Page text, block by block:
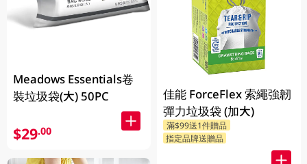
Meadows Essentials卷
裝垃圾袋(大) 50PC
$29.00
佳能 ForceFlex 索繩強韌
彈力垃圾袋 (加大)
滿$99送1件贈品
指定品牌送贈品